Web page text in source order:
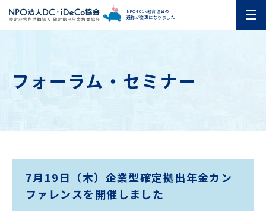
NPO401k教育協会の
通称が変更になりました
フォーラム・セミナー
7月19日（木）企業型確定拠出年金カン
ファレンスを開催しました